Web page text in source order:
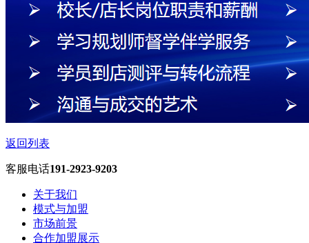
返回列表
客服电话191-2923-9203
关于我们
模式与加盟
市场前景
合作加盟展示